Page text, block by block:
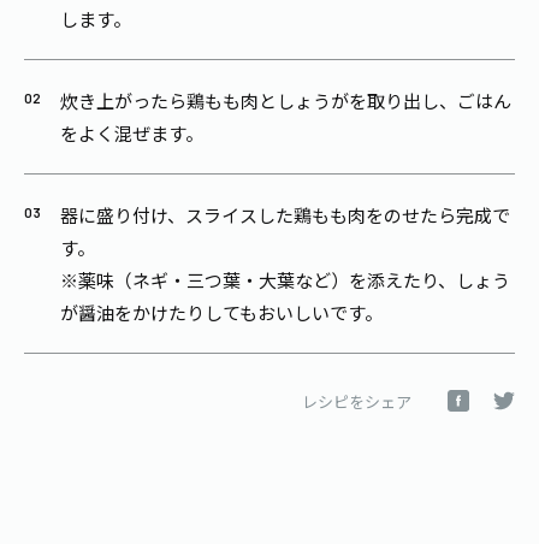
します。
炊き上がったら鶏もも肉としょうがを取り出し、ごはん
をよく混ぜます。
器に盛り付け、スライスした鶏もも肉をのせたら完成で
す。
※薬味（ネギ・三つ葉・大葉など）を添えたり、しょう
が醤油をかけたりしてもおいしいです。
レシピをシェア